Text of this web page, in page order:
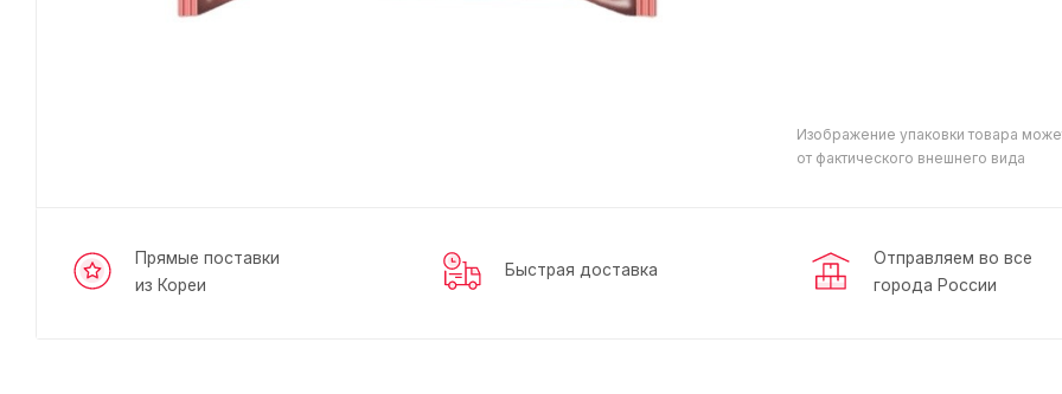
Изображение упаковки товара
от фактического внешнего вида
Прямые поставки
из Кореи
Быстрая доставка
Отправляем во все
города России